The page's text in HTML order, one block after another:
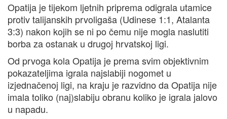
Opatija je tijekom ljetnih priprema odigrala utamice
protiv talijanskih prvoligaša (Udinese 1:1, Atalanta
3:3) nakon kojih se ni po čemu nije mogla naslutiti
borba za ostanak u drugoj hrvatskoj ligi.
Od prvoga kola Opatija je prema svim objektivnim
pokazateljima igrala najslabiji nogomet u
izjednačenoj ligi, na kraju je razvidno da Opatija nije
imala toliko (naj)slabiju obranu koliko je igrala jalovo
u napadu.